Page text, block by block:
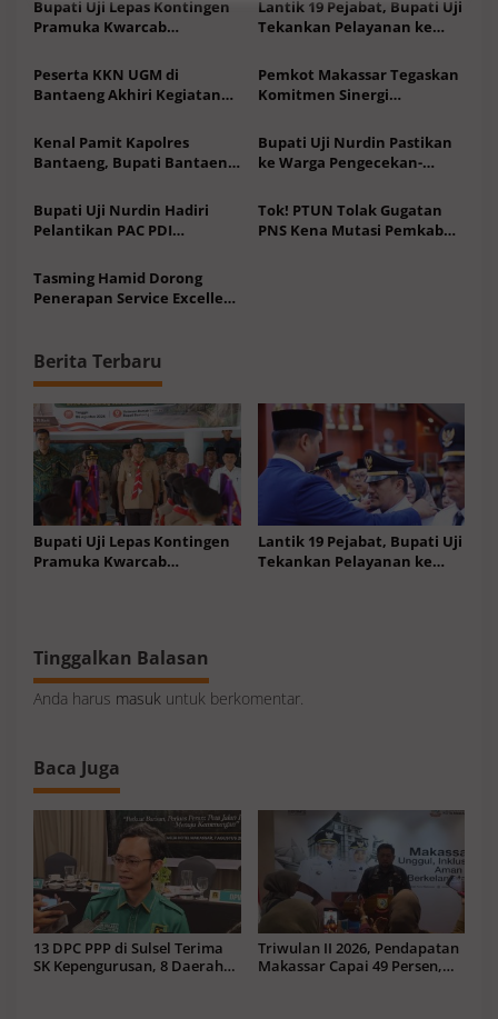
Bupati Uji Lepas Kontingen
Pramuka Kwarcab
XII 2026
Lantik 19 Pejabat, Bupati Uji
Tekankan Pelayanan ke
Meningkat
Peserta KKN UGM di
Bantaeng Akhiri Kegiatan
Kata Bupati Uji
Pemkot Makassar Tegaskan
Komitmen Sinergi
Kenal Pamit Kapolres
Bantaeng, Bupati Bantaeng
Kuat
Bupati Uji Nurdin Pastikan
ke Warga Pengecekan-
Bantaeng Gratis
Bupati Uji Nurdin Hadiri
Pelantikan PAC PDI
Bantaeng
Tok! PTUN Tolak Gugatan
PNS Kena Mutasi Pemkab
Tasming Hamid Dorong
Penerapan Service Excellent
Berita Terbaru
Bupati Uji Lepas Kontingen
Pramuka Kwarcab
Lantik 19 Pejabat, Bupati Uji
Tekankan Pelayanan ke
Tinggalkan Balasan
Anda harus masuk untuk berkomentar.
Baca Juga
13 DPC PPP di Sulsel Terima
SK Kepengurusan, 8 Daerah
Triwulan II 2026, Pendapatan
Makassar Capai 49 Persen,